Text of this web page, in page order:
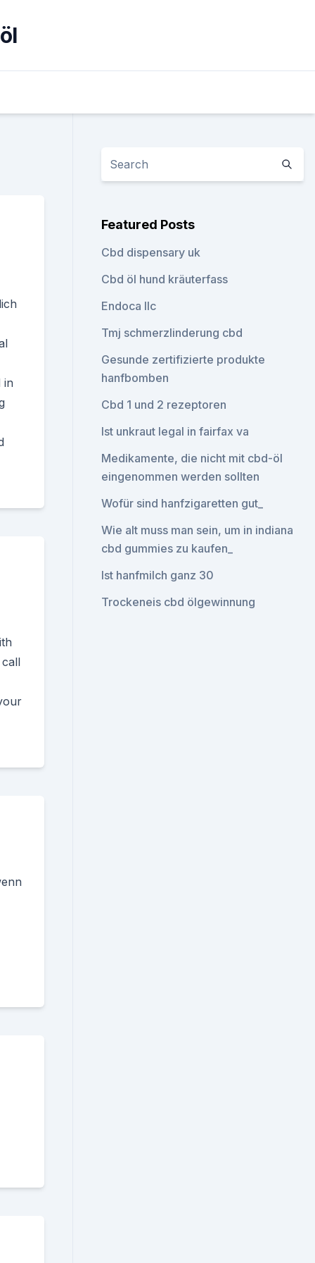
in
Featured Posts
Cbd dispensary uk
Cbd öl hund kräuterfass
Endoca llc
Tmj schmerzlinderung cbd
Gesunde zertifizierte produkte
hanfbomben
Cbd 1 und 2 rezeptoren
Ist unkraut legal in fairfax va
Medikamente, die nicht mit cbd-öl
eingenommen werden sollten
Wofür sind hanfzigaretten gut_
Wie alt muss man sein, um in indiana
cbd gummies zu kaufen_
Ist hanfmilch ganz 30
Trockeneis cbd ölgewinnung